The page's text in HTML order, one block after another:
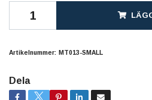
Artikelnummer: MT013-SMALL
Dela